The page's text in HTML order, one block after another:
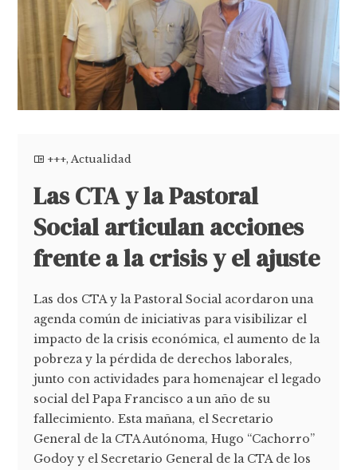
+++,Actualidad
Las CTA y la Pastoral
Social articulan acciones
frente a la crisis y el ajuste
Las dos CTA y la Pastoral Social acordaron una
agenda común de iniciativas para visibilizar el
impacto de la crisis económica, el aumento de la
pobreza y la pérdida de derechos laborales,
junto con actividades para homenajear el legado
social del Papa Francisco a un año de su
fallecimiento. Esta mañana, el Secretario
General de la CTA Autónoma, Hugo “Cachorro”
Godoy y el Secretario General de la CTA de los